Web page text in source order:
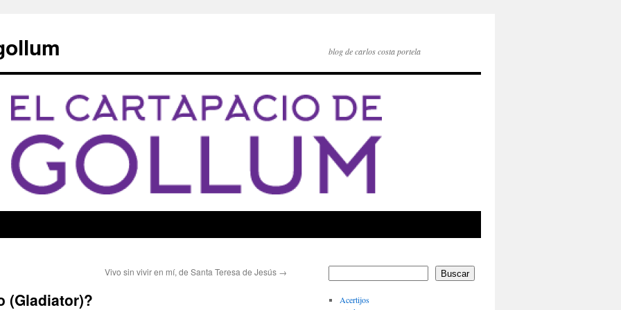
blog de carlos costa portela
Vivo sin vivir en mí, de Santa Teresa de Jesús →
(Gladiator)?
Buscar
Acertijos